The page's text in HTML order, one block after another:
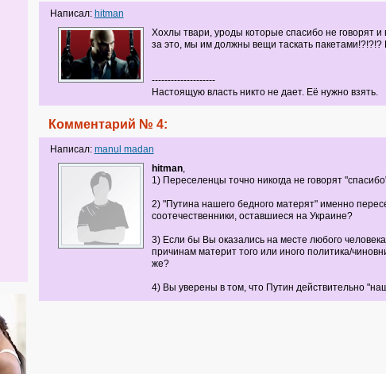
Написал: hitman
Хохлы твари, уроды которые спасибо не говорят и
за это, мы им должны вещи таскать пакетами!?!?!?
--------------------
Настоящую власть никто не дает. Её нужно взять.
Комментарий № 4:
Написал: manul madan
hitman,
1) Переселенцы точно никогда не говорят
2) "Путина нашего бедного матерят" именно
соотечественники, оставшиеся на Украине?
3) Если бы Вы оказались на месте любого
причинам материт того или иного политика/
же?
4) Вы уверены в том, что Путин действительно